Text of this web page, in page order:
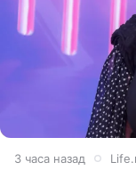
3 часа назад